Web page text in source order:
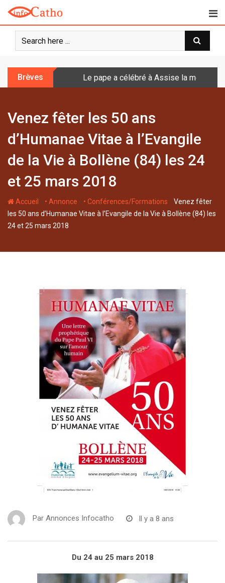
o
Brèves Le pape a célébré à Assise la messe
Venez fêter les 50 ans
d’Humanae Vitae à l’Evangile
de la Vie à Bollène (84) les 24
et 25 mars 2018
Accueil - • Annonce - • Conférences/Formations -Venez fêter
les 50 ans d’Humanae Vitae à l’Evangile de la Vie à Bollène (84) les
24 et 25 mars 2018
Par Annonces Infocatho Il y a 8 ans
Du 24 au 25 mars 2018